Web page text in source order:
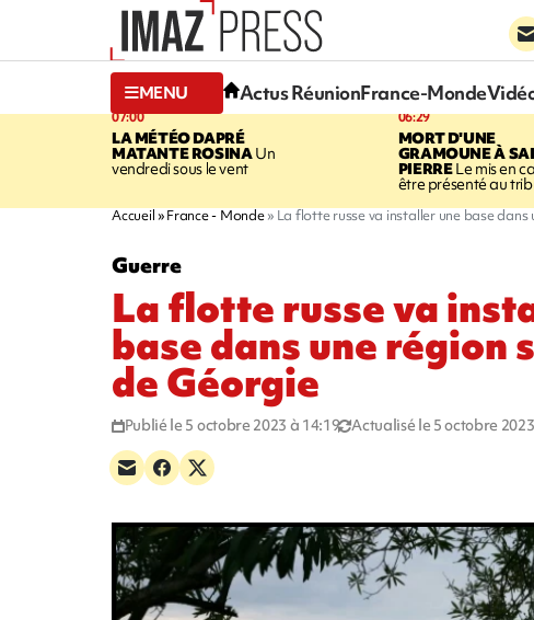
MENU Actus RéunionFrance-Monde
07:00
LA MÉTÉO DAPRÉ
MATANTE ROSINAUn
vendredi sous le vent
06:29
MORT D'UNE
GRAMOUNE À
PIERRELe mis en
être présenté au
Accueil France - Monde La flotte russe va installer une base
Guerre
La flotte russe va
base dans une région
de Géorgie
Publié le 5 octobre 2023 à 14:19 Actualisé le 5 octobre